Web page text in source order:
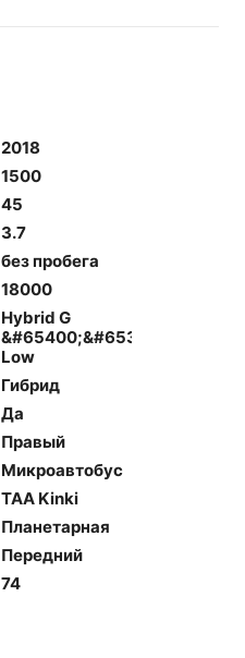
2018
1500
45
3.7
без пробега
18000
Hybrid G
&#65400;&#65396;
Low
Гибрид
Да
Правый
Микроавтобус
TAA Kinki
Планетарная
Передний
74